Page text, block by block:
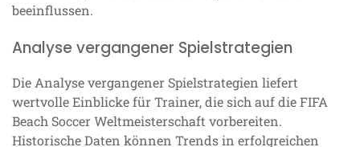
beeinflussen.
Analyse vergangener Spielstrategien
Die Analyse vergangener Spielstrategien liefert
wertvolle Einblicke für Trainer, die sich auf die FIFA
Beach Soccer Weltmeisterschaft vorbereiten.
Historische Daten können Trends in erfolgreichen